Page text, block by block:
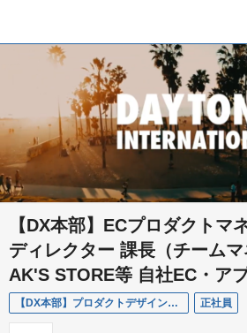
【DX本部】ECプロダクトマ
ディレクター 課長（チーム
AK'S STORE等 自社EC・アプ
【DX本部】プロダクトデザイン部 ECプロダクトマネージャー / Webディレクター 課長 正社員